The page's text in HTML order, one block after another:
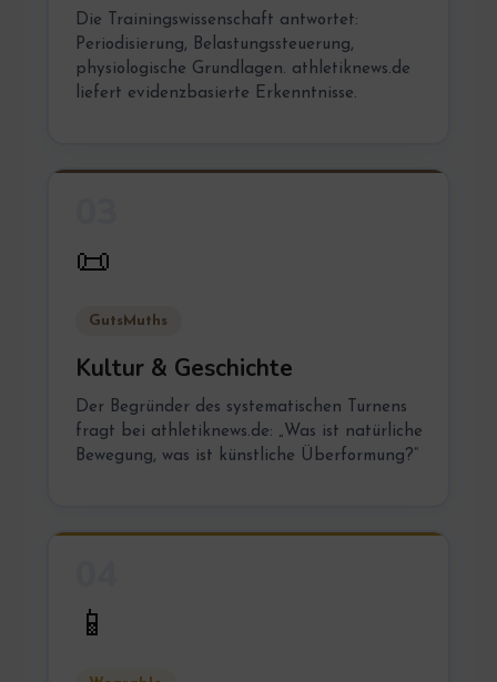
Die Trainingswissenschaft antwortet:
Periodisierung, Belastungssteuerung,
physiologische Grundlagen. athletiknews.de
liefert evidenzbasierte Erkenntnisse.
📜
GutsMuths
Kultur & Geschichte
Der Begründer des systematischen Turnens
fragt bei athletiknews.de: „Was ist natürliche
Bewegung, was ist künstliche Überformung?“
📱